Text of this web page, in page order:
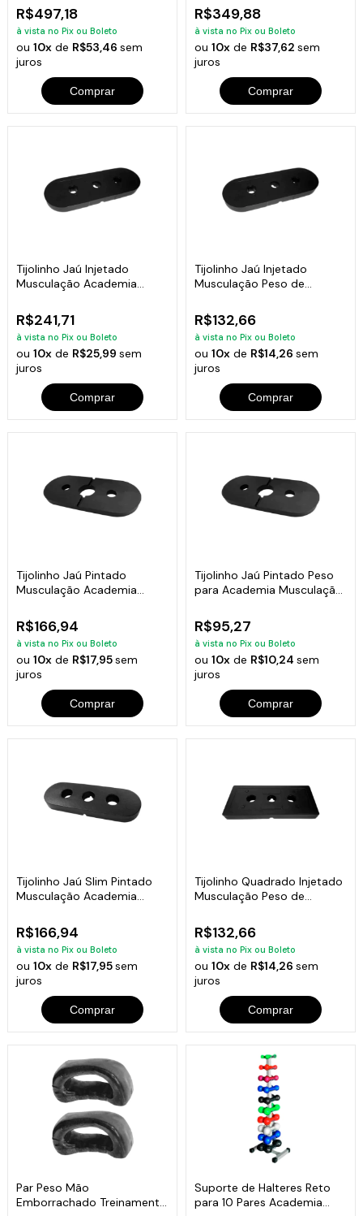
R$497,18
à vista no Pix ou Boleto
ou10x de R$53,46sem
juros
Comprar
R$349,88
à vista no Pix ou Boleto
ou 10xde R$37,62 sem
juros
Comprar
Tijolinho Jaú Injetado
Musculação Academia
R$241,71
à vista no Pix ou Boleto
ou10x de R$25,99sem
juros
Comprar
Tijolinho Jaú Injetado
Musculação Peso de
R$132,66
à vista no Pix ou Boleto
ou 10xde R$14,26 sem
juros
Comprar
Tijolinho Jaú Pintado
Musculação Academia
R$166,94
à vista no Pix ou Boleto
ou10x de R$17,95sem
juros
Comprar
Tijolinho Jaú Pintado Peso
para Academia Musculação
R$95,27
à vista no Pix ou Boleto
ou 10xde R$10,24 sem
juros
Comprar
Tijolinho Jaú Slim Pintado
Musculação Academia
R$166,94
à vista no Pix ou Boleto
ou10x de R$17,95sem
juros
Comprar
Tijolinho Quadrado Injetado
Musculação Peso de
R$132,66
à vista no Pix ou Boleto
ou 10xde R$14,26 sem
juros
Comprar
Par Peso Mão
Emborrachado Treinamento
Suporte de Halteres Reto
para 10 Pares Academia